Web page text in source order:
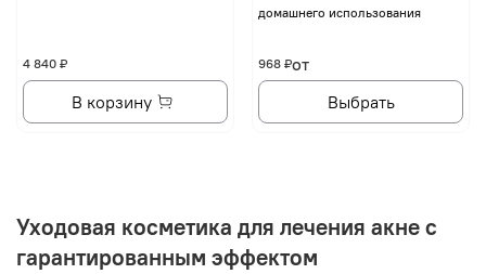
4 840 ₽
В корзину
домашнего использования
от
968 ₽
Выбрать
Уходовая косметика для лечения акне с
гарантированным эффектом